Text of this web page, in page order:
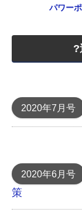
パワー
?
2020年7月号
2020年6月号
策